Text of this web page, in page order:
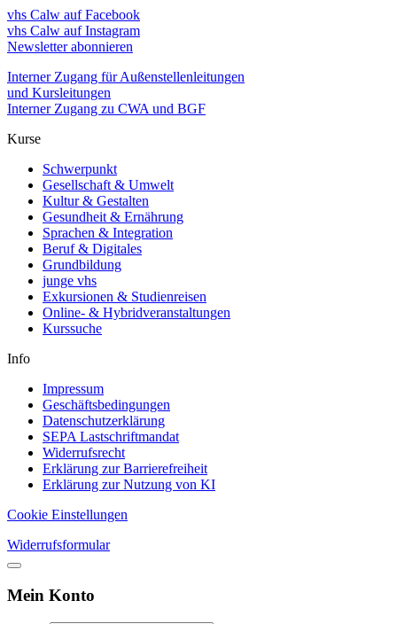
vhs Calw auf Facebook
vhs Calw auf Instagram
Newsletter abonnieren
Interner Zugang für Außenstellenleitungen
und Kursleitungen
Interner Zugang zu CWA und BGF
Kurse
Schwerpunkt
Gesellschaft & Umwelt
Kultur & Gestalten
Gesundheit & Ernährung
Sprachen & Integration
Beruf & Digitales
Grundbildung
junge vhs
Exkursionen & Studienreisen
Online- & Hybridveranstaltungen
Kurssuche
Info
Impressum
Geschäftsbedingungen
Datenschutzerklärung
SEPA Lastschriftmandat
Widerrufsrecht
Erklärung zur Barrierefreiheit
Erklärung zur Nutzung von KI
Cookie Einstellungen
Widerrufsformular
Mein Konto